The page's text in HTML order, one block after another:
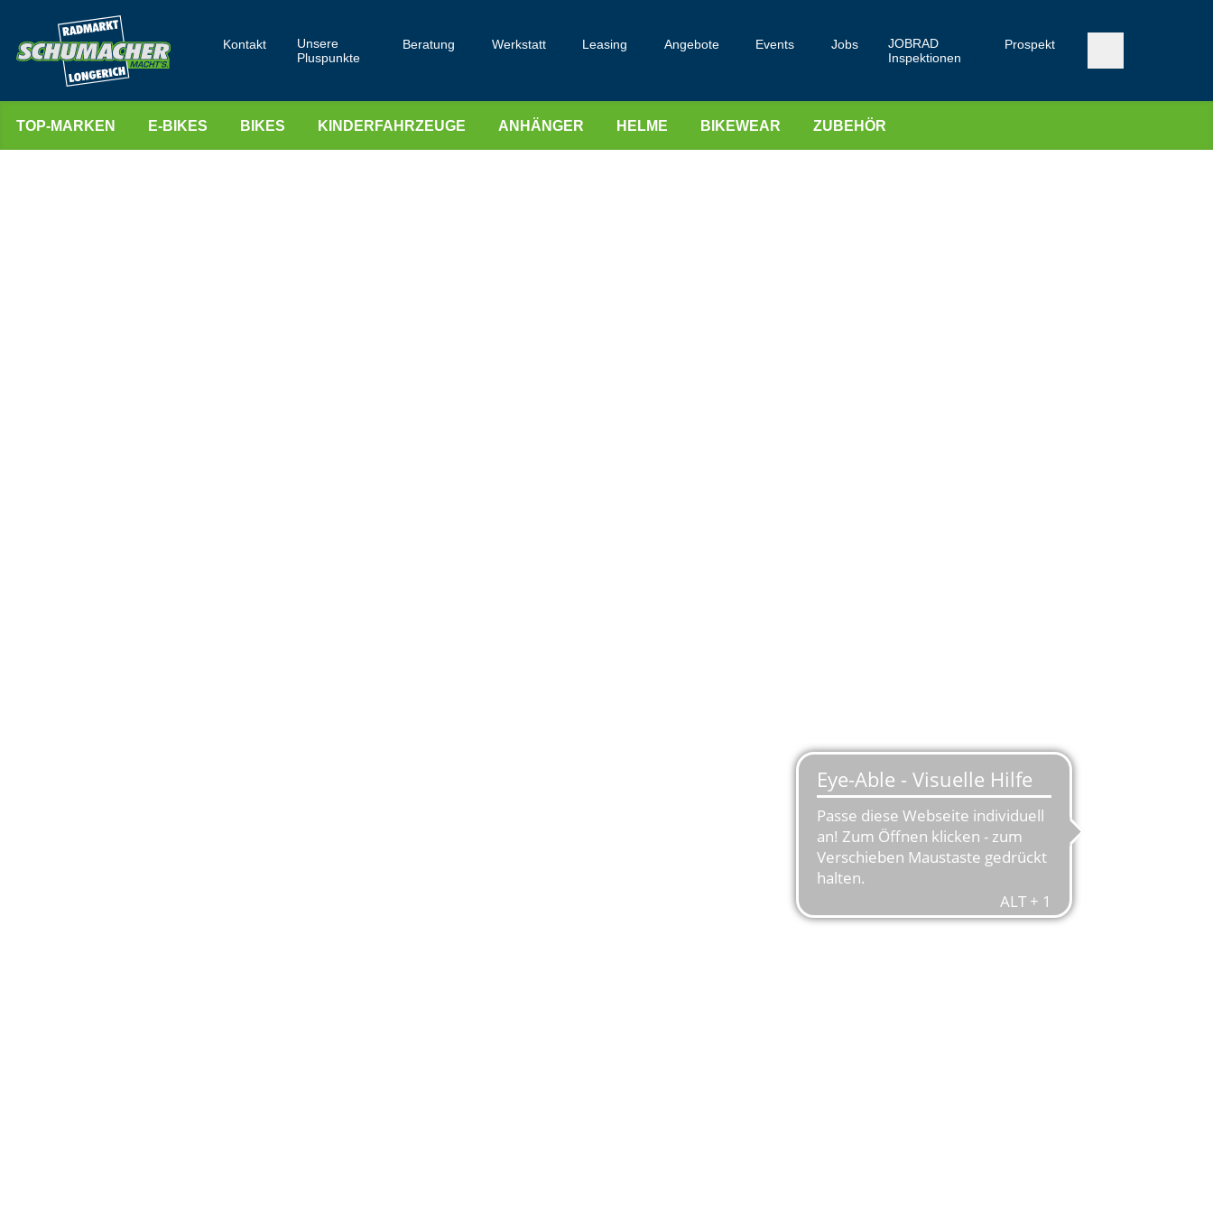
Kontakt
Unsere
Pluspunkte
Beratung Werkstatt Leasing Angebote Events Jobs
JOBRAD
Inspektionen
Prospekt
TOP-MARKEN E-BIKES BIKES KINDERFAHRZEUGE ANHÄNGER HELME BIKEWEAR ZUBEHÖR